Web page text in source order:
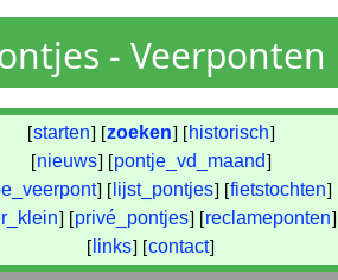
- Veerponten
[starten] [zoeken] [ historisch]
[nieuws] [pontje_vd_maand]
] [ lijst_pontjes] [fietstochten]
] [privé_pontjes] [reclameponten]
[ links] [contact]